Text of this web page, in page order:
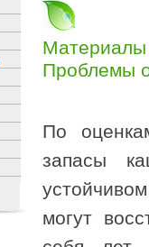
Материалы
Проблемы
По
запасы
могут